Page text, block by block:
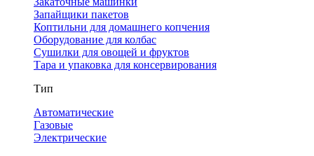
Запайщики пакетов
Коптильни для домашнего копчения
Оборудование для колбас
Сушилки для овощей и фруктов
Тара и упаковка для консервирования
Тип
Автоматические
Газовые
Электрические